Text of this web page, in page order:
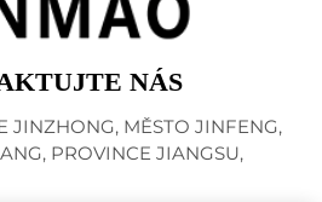
NÁS
JINZHONG, MĚSTO JINFENG,
PROVINCE JIANGSU,